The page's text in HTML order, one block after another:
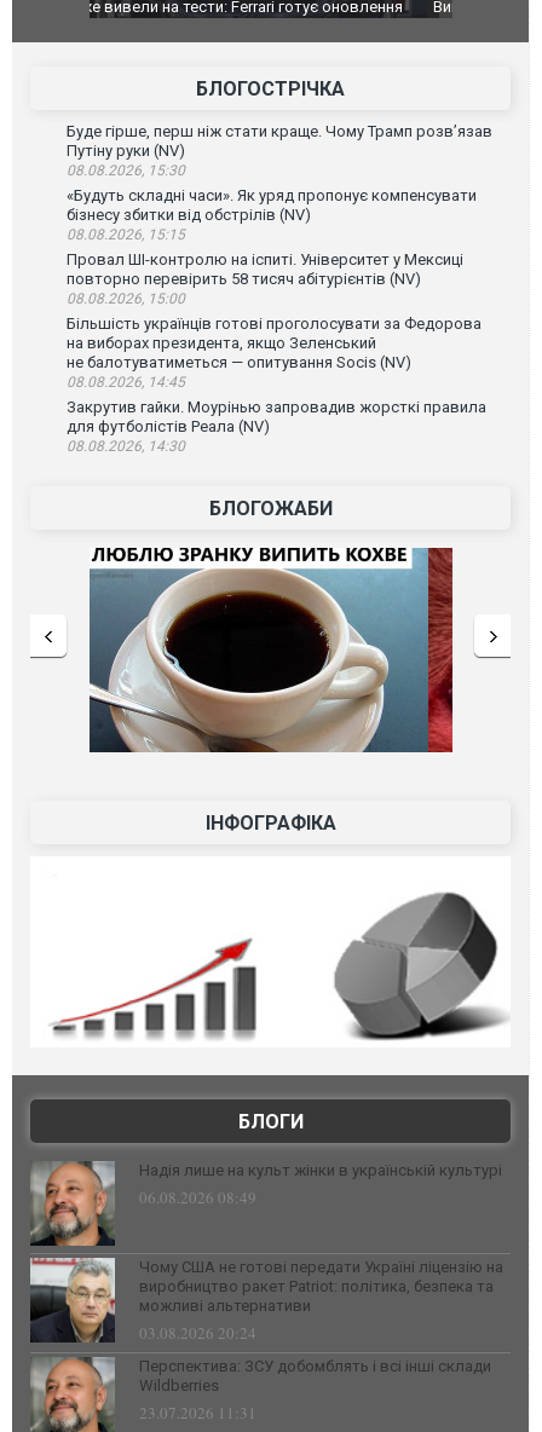
Вийшов трейлер нової екранізації легендарного
БЛОГОСТРІЧКА
Буде гірше, перш ніж стати краще. Чому Трамп розв’язав
Путіну руки (NV)
08.08.2026, 15:30
«Будуть складні часи». Як уряд пропонує компенсувати
бізнесу збитки від обстрілів (NV)
08.08.2026, 15:15
Провал ШІ-контролю на іспиті. Університет у Мексиці
повторно перевірить 58 тисяч абітурієнтів (NV)
08.08.2026, 15:00
Більшість українців готові проголосувати за Федорова
на виборах президента, якщо Зеленський
не балотуватиметься — опитування Socis (NV)
08.08.2026, 14:45
Закрутив гайки. Моурінью запровадив жорсткі правила
для футболістів Реала (NV)
08.08.2026, 14:30
БЛОГОЖАБИ
ІНФОГРАФІКА
БЛОГИ
Надія лише на культ жінки в українській культурі
06.08.2026 08:49
Чому США не готові передати Україні ліцензію на
виробництво ракет Patriot: політика, безпека та
можливі альтернативи
03.08.2026 20:24
Перспектива: ЗСУ добомблять і всі інші склади
Wildberries
23.07.2026 11:31